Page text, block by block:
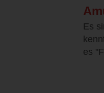
Es
es